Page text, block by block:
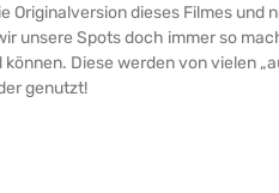
Originalversion dieses Filmes und
unsere Spots doch immer so
Diese werden von vielen
genutzt!